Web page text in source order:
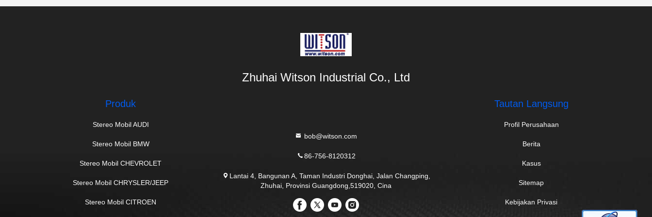
Zhuhai Witson Industrial Co., Ltd
Produk
Stereo Mobil AUDI
Stereo Mobil BMW
Stereo Mobil CHEVROLET
Stereo Mobil CHRYSLER/JEEP
Stereo Mobil CITROEN
bob@witson.com
86-756-8120312
Lantai 4, Bangunan A, Taman Industri Donghai, Jalan Changping,
Zhuhai, Provinsi Guangdong,519020, Cina
Tautan Langsung
Profil Perusahaan
Berita
Kasus
Sitemap
Kebijakan Privasi